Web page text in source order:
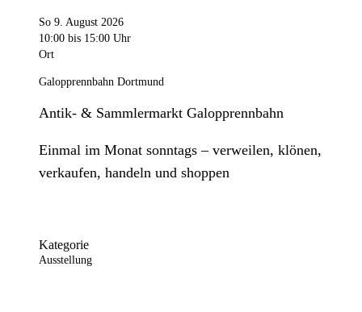
So 9. August 2026
10:00 bis 15:00 Uhr
Ort
Galopprennbahn Dortmund
Antik- & Sammlermarkt Galopprennbahn
Einmal im Monat sonntags – verweilen, klönen,
verkaufen, handeln und shoppen
Kategorie
Ausstellung